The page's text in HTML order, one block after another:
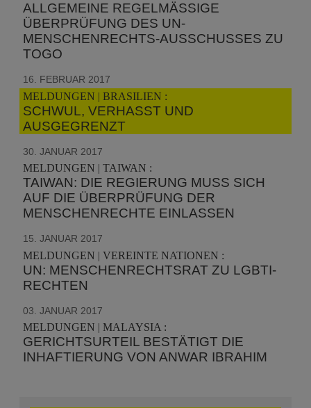
ALLGEMEINE REGELMÄSSIGE Ü
BERPRÜFUNG DES UN-M
ENSCHENRECHTS-AUSSCHUSSES ZU T
OGO
16. FEBRUAR 2017
MELDUNGEN | BRASILIEN :
SCHWUL, VERHASST UND
AUSGEGRENZT
30. JANUAR 2017
MELDUNGEN | TAIWAN :
TAIWAN: DIE REGIERUNG MUSS SICH
AUF DIE ÜBERPRÜFUNG DER
MENSCHENRECHTE EINLASSEN
15. JANUAR 2017
MELDUNGEN | VEREINTE NATIONEN :
UN: MENSCHENRECHTSRAT ZU LGBTI-
RECHTEN
03. JANUAR 2017
MELDUNGEN | MALAYSIA :
GERICHTSURTEIL BESTÄTIGT DIE
INHAFTIERUNG VON ANWAR IBRAHIM